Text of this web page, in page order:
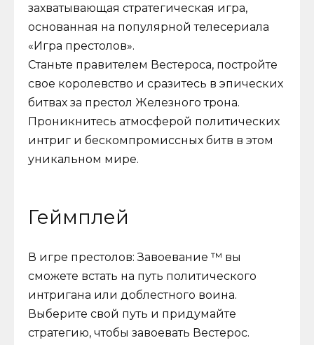
захватывающая стратегическая игра,
основанная на популярной телесериала
«Игра престолов».
Станьте правителем Вестероса, постройте
свое королевство и сразитесь в эпических
битвах за престол Железного трона.
Проникнитесь атмосферой политических
интриг и бескомпромиссных битв в этом
уникальном мире.
Геймплей
В игре престолов: Завоевание ™ вы
сможете встать на путь политического
интригана или доблестного воина.
Выберите свой путь и придумайте
стратегию, чтобы завоевать Вестерос.